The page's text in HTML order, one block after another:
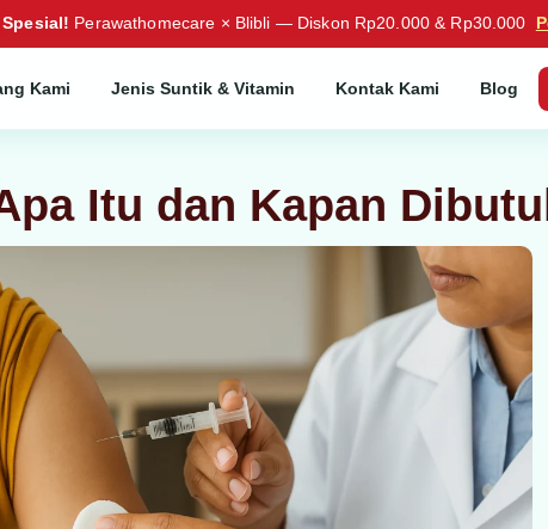
Spesial! Perawathomecare × Blibli — Diskon Rp20.000 & Rp30.000
Kami Jenis Suntik & Vitamin Kontak Kami Blog
Itu dan Kapan